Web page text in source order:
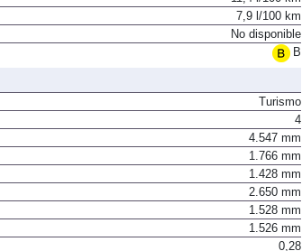
11,4 l/100 km
7,9 l/100 km
No disponible
Turismo
4
4.547 mm
1.766 mm
1.428 mm
2.650 mm
1.528 mm
1.526 mm